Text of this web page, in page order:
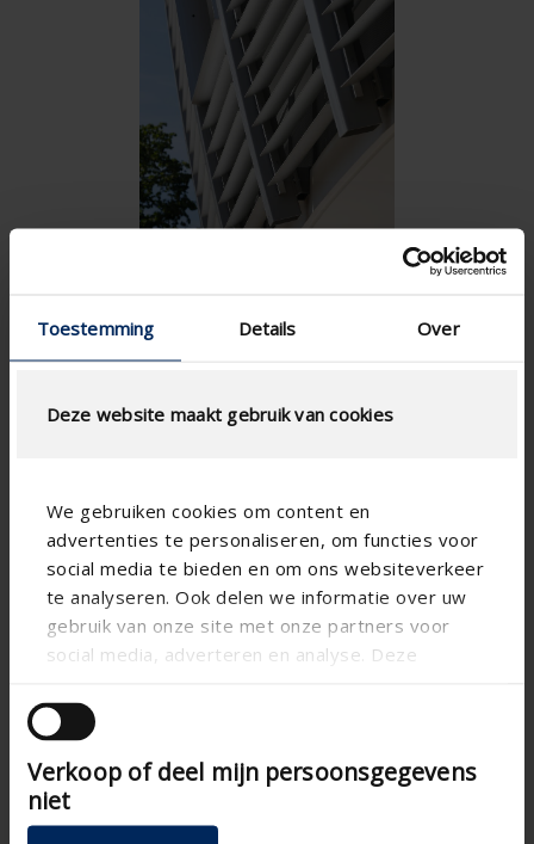
Toestemming Details Over
Deze website maakt gebruik van cookies
We gebruiken cookies om content en
advertenties te personaliseren, om functies voor
social media te bieden en om ons websiteverkeer
te analyseren. Ook delen we informatie over uw
gebruik van onze site met onze partners voor
social media, adverteren en analyse. Deze
andere informatie die u aan ze heeft verstrekt of
die ze hebben verzameld op basis van uw gebruik
van hun services.
Verkoop of deel mijn persoonsgegevens
niet
Technical specifications
Alignment
Substance
Aluminum
Blade shape
Building type
Concept type
New construction/Large